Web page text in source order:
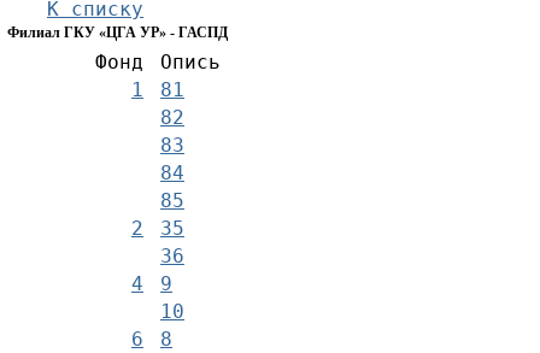
К списку
Филиал ГКУ «ЦГА УР» - ГАСПД
Фонд
Опись
1
81
82
83
84
85
2
35
36
4
9
10
6
8